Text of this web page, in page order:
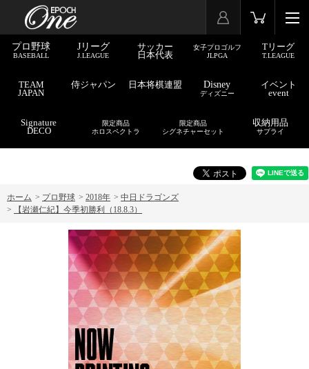
プロ野球
BASEBALL
Jリーグ
J.LEAGUE
サッカー
日本代表
女子プロゴルフ
JLPGA
Tリーグ
T.LEAGUE
TEAM
JAPAN
侍ジャパン 日本将棋連盟 Disney
ディズニー
イベント
event
Signature
DECO
限定商品
ホロスペクトラ
限定商品
シグネチャーセット
収納用品
サプライ
ホーム > プロ野球 > 2018年 > 中日ドラゴンズ
>
【岩瀬仁紀】今季初勝利（18.8.3）